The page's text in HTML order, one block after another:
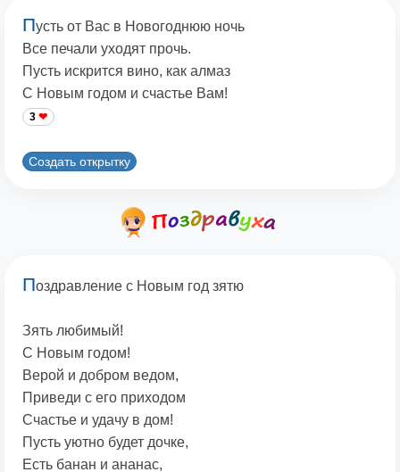
Пусть от Вас в Новогоднюю ночь
Все печали уходят прочь.
Пусть искрится вино, как алмаз
С Новым годом и счастье Вам!
3
Создать открытку
Поздравление с Новым год зятю
Зять любимый!
С Новым годом!
Верой и добром ведом,
Приведи с его приходом
Счастье и удачу в дом!
Пусть уютно будет дочке,
Есть банан и ананас,